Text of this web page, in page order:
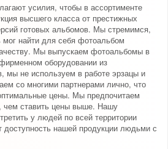
усилия, чтобы в ассортименте
высшего класса от престижных
готовых альбомов. Мы стремимся,
найти для себя фотоальбом
Мы выпускаем фотоальбомы в
оборудовании из
мы не используем в работе эрзацы и
со многими партнерами лично, что
цены. Мы предпочитаем
чем ставить цены выше. Нашу
у людей по всей территории
доступность нашей продукции людьми с